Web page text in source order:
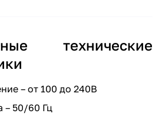
технические
– от 100 до 240В
– 50/60 Гц